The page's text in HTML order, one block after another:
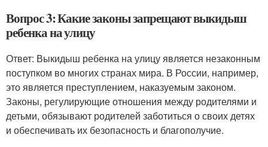
Вопрос 3: Какие законы запрещают выкидыш
ребенка на улицу
Ответ: Выкидыш ребенка на улицу является незаконным
поступком во многих странах мира. В России, например,
это является преступлением, наказуемым законом.
Законы, регулирующие отношения между родителями и
детьми, обязывают родителей заботиться о своих детях
и обеспечивать их безопасность и благополучие.